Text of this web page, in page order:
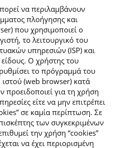
να περιλαμβάνουν
πλοήγησης και
που χρησιμοποιεί ο
το λειτουργικό του
υπηρεσιών (ISP) και
Ο χρήστης του
το πρόγραμμά του
(web browser) κατά
προειδοποιεί για τη χρήση
είτε να μην επιτρέπει
σε καμία περίπτωση. Σε
των συγκεκριμένων
την χρήση “cookies”
να έχει περιορισμένη